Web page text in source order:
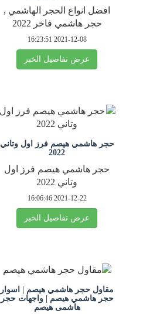
افضل انواع الحجر الهاشمي ,
حجر هاشمي فاخر 2022
2021-12-08 16:23:51
عرض تفاصيل الخبر
حجر هاشمي هيصم فرز اول وتاني
2022
حجر هاشمي هيصم فرز اول
وتاني 2022
2021-12-22 16:06:46
عرض تفاصيل الخبر
مقاول حجر هاشمي هيصم | اسوار
حجر هاشمي هيصم | واجهات حجر
هاشمى هيصم